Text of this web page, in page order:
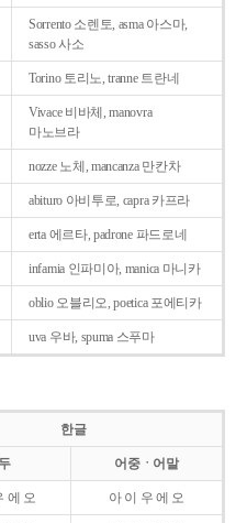
Sorrento 소렌토, asma 아스마,
sasso 사소
Torino 토리노, tranne 트란네
Vivace 비바체, manovra
마노브라
nozze 노체, mancanza 만칸차
abituro 아비투로, capra 카프라
erta 에르타, padrone 파드로네
infamia 인파미아, manica 마니카
oblio 오블리오, poetica 포에티카
uva 우바, spuma 스푸마
한글
어중ㆍ어말
에 오 아 이 우 에 오